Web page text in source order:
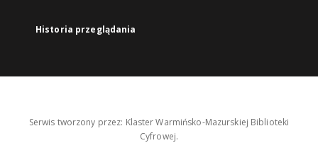
Historia przeglądania
Serwis tworzony przez: Klaster Warmińsko-Mazurskiej Biblioteki
Cyfrowej.